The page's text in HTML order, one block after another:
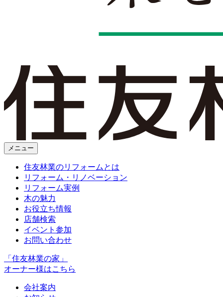
メニュー
住友林業のリフォームとは
リフォーム・リノベーション
リフォーム実例
木の魅力
お役立ち情報
店舗検索
イベント参加
お問い合わせ
「住友林業の家」
オーナー様はこちら
会社案内